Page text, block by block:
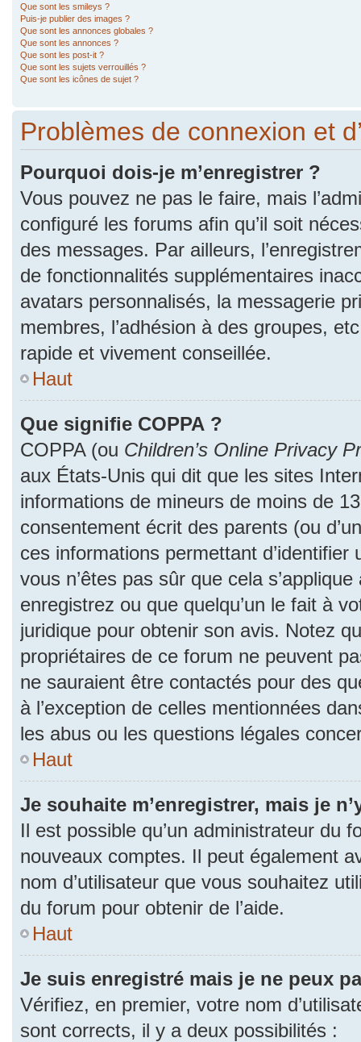
Que sont les smileys ?
Puis-je publier des images ?
Que sont les annonces globales ?
Que sont les annonces ?
Que sont les post-it ?
Que sont les sujets verrouillés ?
Que sont les icônes de sujet ?
Problèmes de connexion et
Pourquoi dois-je m’enregistrer ?
Vous pouvez ne pas le faire, mais
configuré les forums afin qu’il soit
des messages. Par ailleurs,
de fonctionnalités supplémentaires
avatars personnalisés, la messagerie
membres, l’adhésion à des groupes,
rapide et vivement conseillée.
Haut
Que signifie COPPA ?
COPPA (ou Children’s Online Privacy
aux États-Unis qui dit que les sites
informations de mineurs de moins de
consentement écrit des parents (ou
ces informations permettant
vous n’êtes pas sûr que cela
enregistrez ou que quelqu’un le fait à
juridique pour obtenir son avis. Notez
propriétaires de ce forum ne peuvent
ne sauraient être contactés pour des
à l’exception de celles mentionnées
les abus ou les questions légales
Haut
Je souhaite m’enregistrer, mais je
Il est possible qu’un administrateur du
nouveaux comptes. Il peut également
nom d’utilisateur que vous souhaitez
du forum pour obtenir de l’aide.
Haut
Je suis enregistré mais je ne peux
Vérifiez, en premier, votre nom
sont corrects, il y a deux possibilités :